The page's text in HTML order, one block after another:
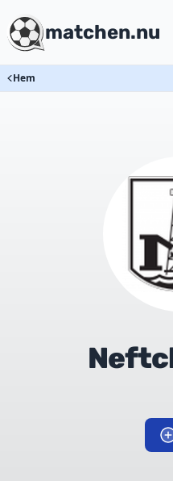
matchen.nu
Hem